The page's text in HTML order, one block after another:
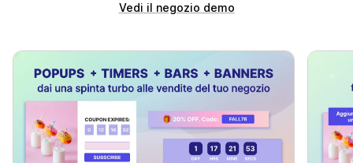
Vedi il negozio demo